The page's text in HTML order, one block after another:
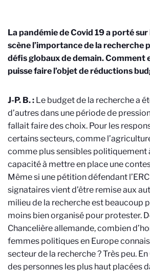
La pandémie de Covid 19 a porté
scène l’importance de la recherche
défis globaux de demain. Comment
puisse faire l’objet de réductions
J-P. B. : Le budget de la recherche a
d’autres dans une période de
fallait faire des choix. Pour les
certains secteurs, comme
comme plus sensibles politiquement
capacité à mettre en place une
Même si une pétition défendant
signataires vient d’être remise aux
milieu de la recherche est beaucoup
moins bien organisé pour protester.
Chancelière allemande, combien
femmes politiques en Europe
secteur de la recherche ? Très peu.
des personnes les plus haut placées